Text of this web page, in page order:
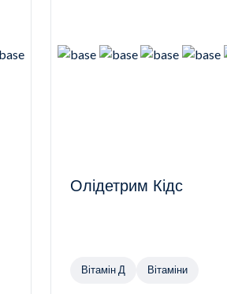
Олідетрим Кідс
Вітамін Д Вітаміни